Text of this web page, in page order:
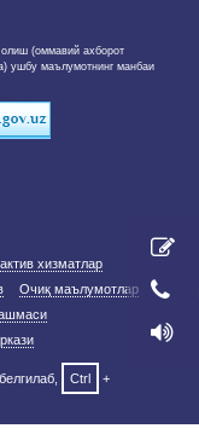
(оммавий ахборот
ушбу маълумотнинг манбаи
хизматлар
Очиқ маълумотлар
Ctrl
+